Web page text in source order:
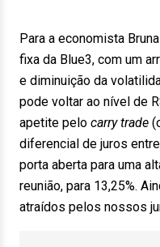
Para a economista
fixa da Blue3, com um
e diminuição da
pode voltar ao nível de
apetite pelo carry trade
diferencial de juros
porta aberta para uma
reunião, para 13,25%.
atraídos pelos nossos